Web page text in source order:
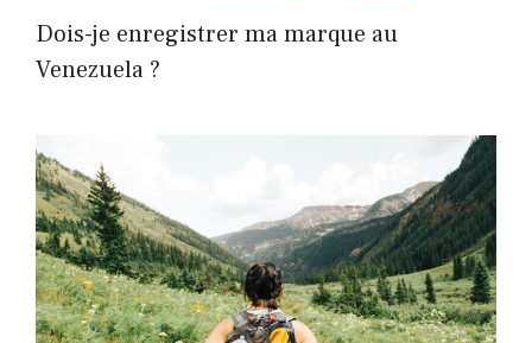
Dois-je enregistrer ma marque au
Venezuela ?